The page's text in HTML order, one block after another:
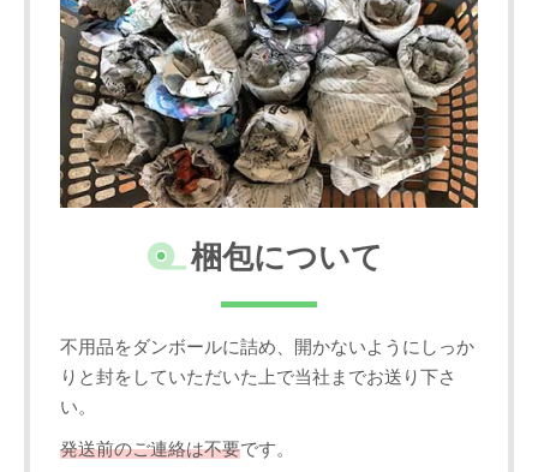
梱包について
不用品をダンボールに詰め、開かないようにしっか
りと封をしていただいた上で当社までお送り下さ
い。
発送前のご連絡は不要です。